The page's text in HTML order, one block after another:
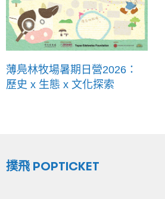
薄鳧林牧場暑期日營2026：
歷史 x 生態 x 文化探索
撲飛 POPTICKET